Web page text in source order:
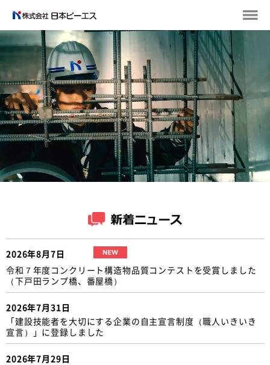
2026年8月7日
令和７年度コンクリート構造物品質コンテストを受賞しました
（下戸田ランプ橋、番屋橋）
2026年7月31日
「建設技能者を大切にする企業の自主宣言制度（職人いきいき
宣言）」に登録しました
2026年7月29日